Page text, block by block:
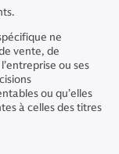
ne
vente, de
ou ses
ou qu’elles
à celles des titres